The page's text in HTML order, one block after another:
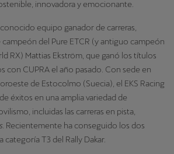
innovadora y emocionante.
equipo ganador de carreras,
del Pure ETCR (y antiguo campeón
RX) Mattias Ekström, que ganó los títulos
con CUPRA el año pasado. Con sede en
de Estocolmo (Suecia), el EKS Racing
éxitos en una amplia variedad de
incluidas las carreras en pista,
. Recientemente ha conseguido los dos
categoría T3 del Rally Dakar.